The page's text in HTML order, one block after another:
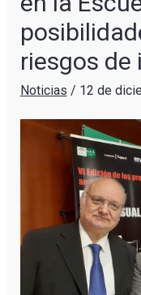
riesgos de
Noticias / 12 de